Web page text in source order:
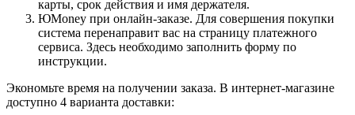
карты, срок действия и имя держателя.
ЮMoney при онлайн-заказе. Для совершения покупки
система перенаправит вас на страницу платежного
сервиса. Здесь необходимо заполнить форму по
инструкции.
Экономьте время на получении заказа. В интернет-магазине
доступно 4 варианта доставки: